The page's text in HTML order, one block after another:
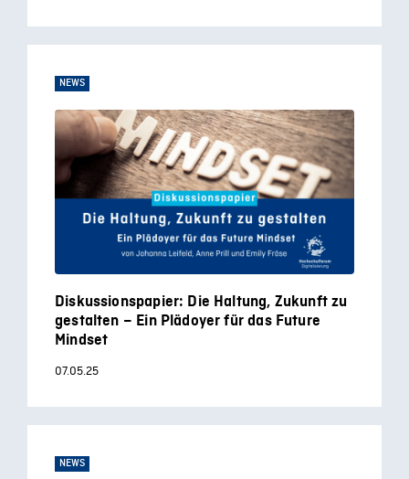
NEWS
Diskussionspapier: Die Haltung, Zukunft zu
gestalten – Ein Plädoyer für das Future
Mindset
07.05.25
NEWS